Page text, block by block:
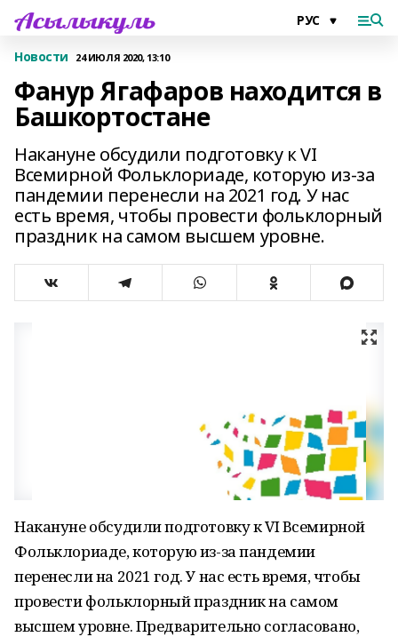
Новости 24 ИЮЛЯ 2020, 13:10
Фанур Ягафаров находится в
Башкортостане
Накануне обсудили подготовку к VI
Всемирной Фольклориаде, которую из-за
пандемии перенесли на 2021 год. У нас
есть время, чтобы провести фольклорный
праздник на самом высшем уровне.
Накануне обсудили подготовку к VI Всемирной
Фольклориаде, которую из-за пандемии
перенесли на 2021 год. У нас есть время, чтобы
провести фольклорный праздник на самом
высшем уровне. Предварительно согласовано,